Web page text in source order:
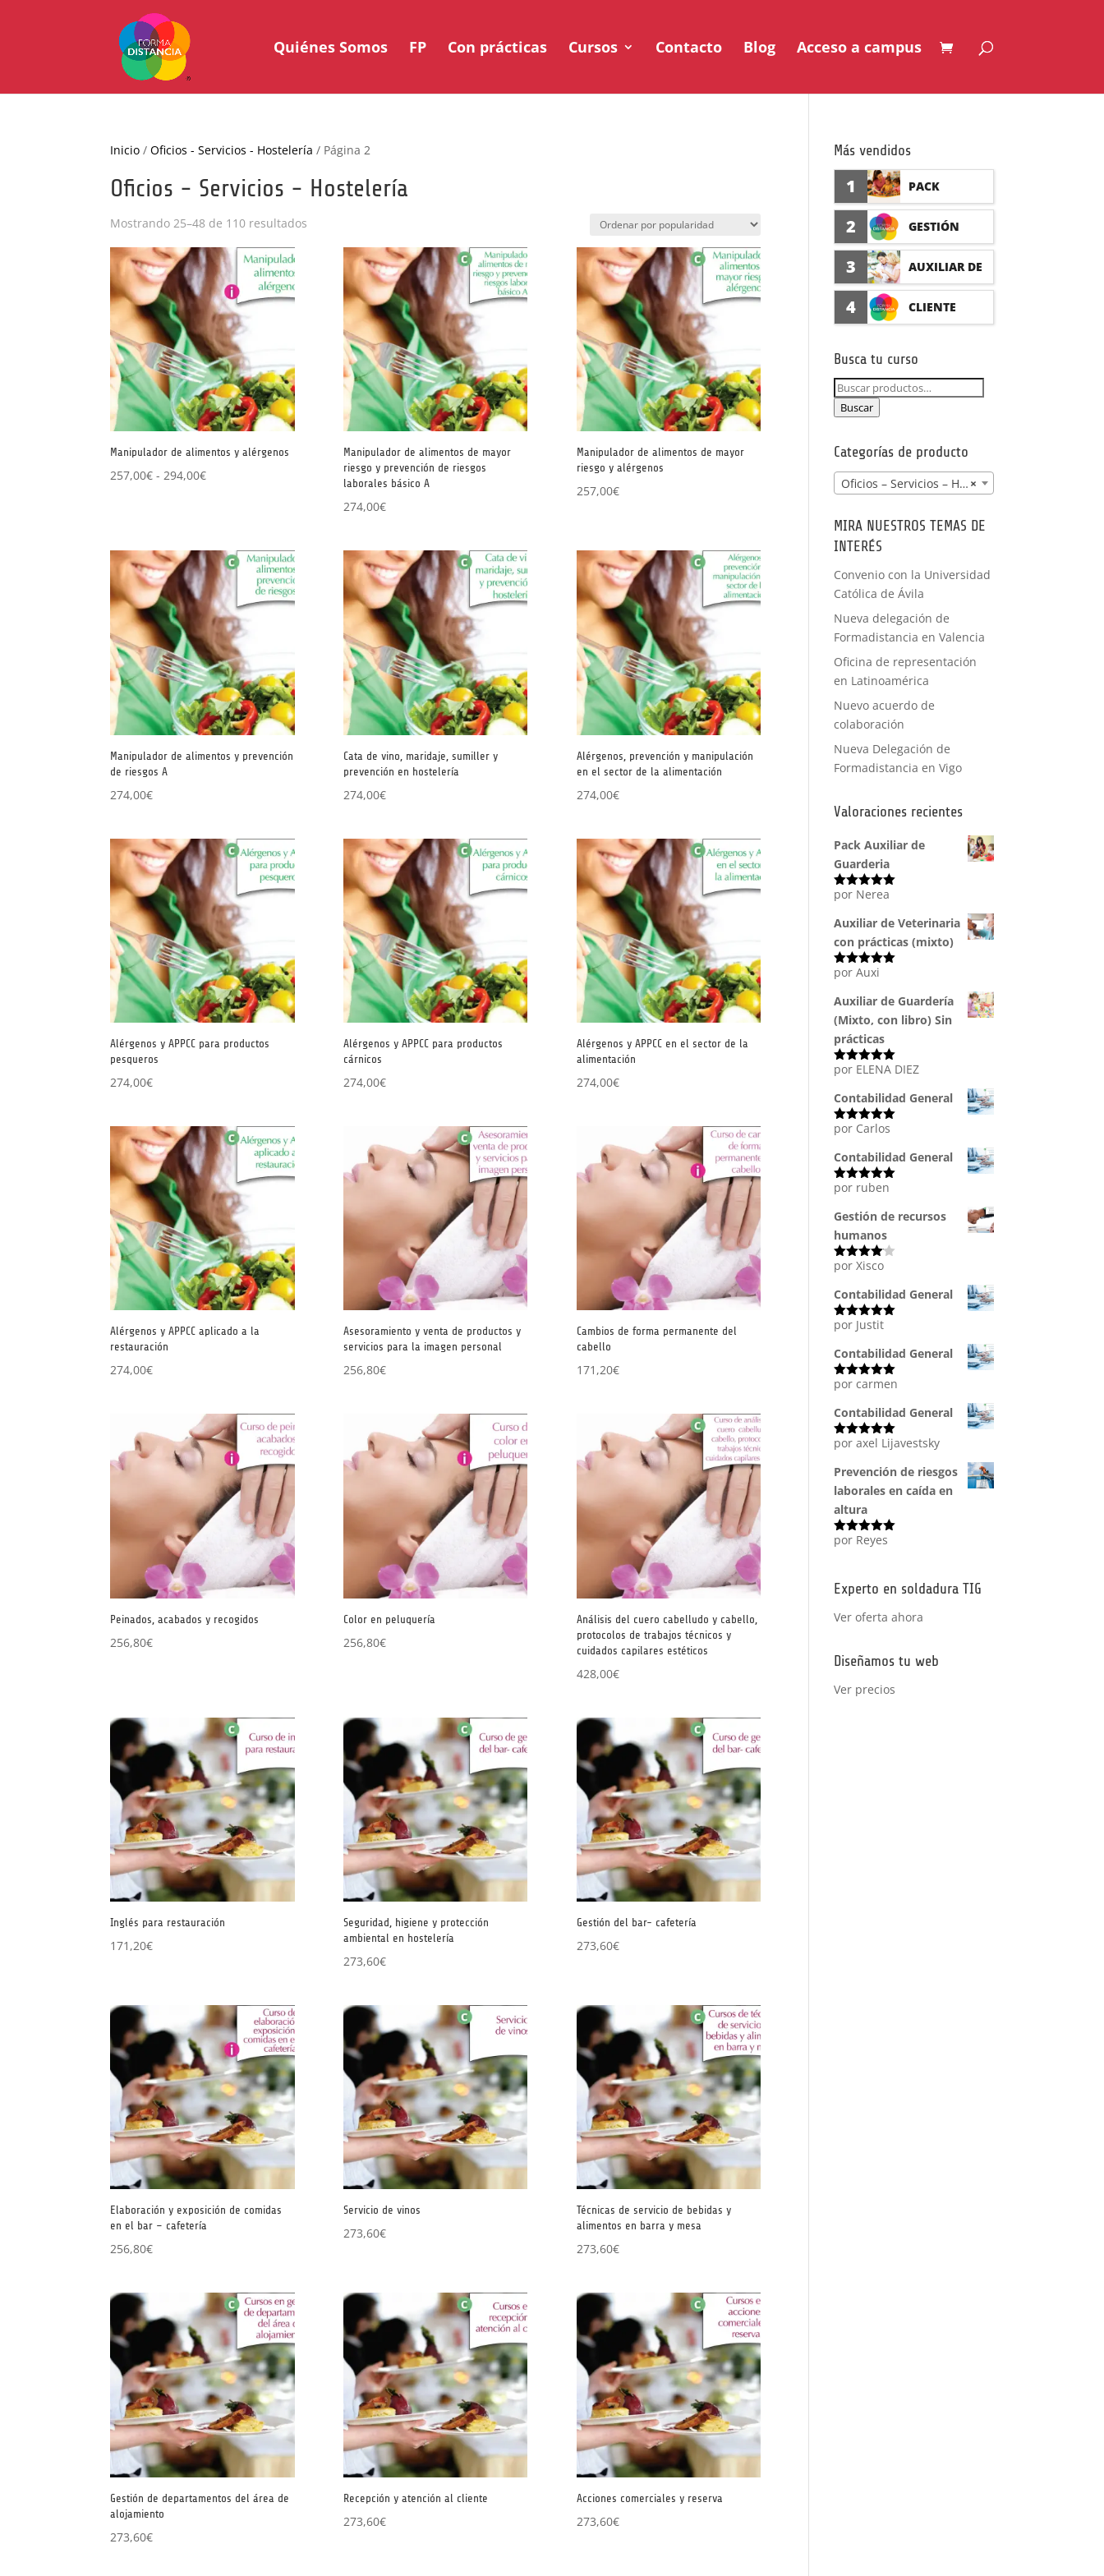
Quiénes Somos FP Con prácticas Cursos Contacto Blog Acceso a campus
Inicio /Oficios - Servicios - Hostelería / Página 2
Oficios - Servicios - Hostelería
Mostrando 25–48 de 110 resultados
popularidad
Manipulador de alimentos y alérgenos
257,00€ - 294,00€Rango
257,00€
hasta
294,00€
Manipulador de alimentos de mayor
riesgo y prevención de riesgos
laborales básico A
274,00€
Manipulador de alimentos de mayor
riesgo y alérgenos
257,00€
Manipulador de alimentos y prevención
de riesgos A
274,00€
Cata de vino, maridaje, sumiller y
prevención en hostelería
274,00€
Alérgenos, prevención y manipulación
en el sector de la alimentación
274,00€
Alérgenos y APPCC para productos
pesqueros
274,00€
Alérgenos y APPCC para productos
cárnicos
274,00€
Alérgenos y APPCC en el sector de la
alimentación
274,00€
Alérgenos y APPCC aplicado a la
restauración
274,00€
Asesoramiento y venta de productos y
servicios para la imagen personal
256,80€
Cambios de forma permanente del
cabello
171,20€
Peinados, acabados y recogidos
256,80€
Color en peluquería
256,80€
Análisis del cuero cabelludo y cabello,
protocolos de trabajos técnicos y
cuidados capilares estéticos
428,00€
Inglés para restauración
171,20€
Seguridad, higiene y protección
ambiental en hostelería
273,60€
Gestión del bar- cafetería
273,60€
Elaboración y exposición de comidas
en el bar – cafetería
256,80€
Servicio de vinos
273,60€
Técnicas de servicio de bebidas y
alimentos en barra y mesa
273,60€
Gestión de departamentos del área de
alojamiento
273,60€
Recepción y atención al cliente
273,60€
Acciones comerciales y reserva
273,60€
Más vendidos
1 PACK
AUXILIAR DE
GUARDERÍA
CON
2 GESTIÓN
SEGURO DE
ACCIDENTES
(PRÁCTICAS
FORMATIVAS)
3 AUXILIAR DE
FARMACIA Y
IA CON
PRÁCTICAS
4 CLIENTE
Busca tu curso
Buscar
por:
Buscar
Categorías de producto
×
Oficios – Servicios – Hostelería
MIRA NUESTROS TEMAS DE
INTERÉS
Convenio con la Universidad
Católica de Ávila
Nueva delegación de
Formadistancia en Valencia
Oficina de representación
en Latinoamérica
Nuevo acuerdo de
colaboración
Nueva Delegación de
Formadistancia en Vigo
Valoraciones recientes
Pack Auxiliar de
Guarderia
Valorado
por Nerea
Auxiliar de Veterinaria
con prácticas (mixto)
Valorado
por Auxi
Auxiliar de Guardería
(Mixto, con libro) Sin
prácticas
Valorado
por ELENA DIEZ
Contabilidad General
Valorado
por Carlos
Contabilidad General
Valorado
por ruben
Gestión de recursos
humanos
Valorado
5
por Xisco
Contabilidad General
Valorado
por Justit
Contabilidad General
Valorado
por carmen
Contabilidad General
Valorado
por axel Lijavestsky
Prevención de riesgos
laborales en caída en
altura
Valorado
por Reyes
Experto en soldadura TIG
Ver oferta ahora
Diseñamos tu web
Ver precios